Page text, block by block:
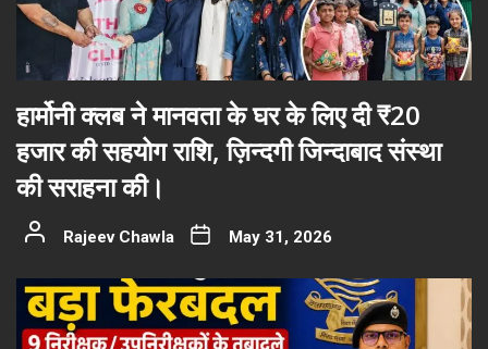
हार्मोनी क्लब ने मानवता के घर के लिए दी ₹20
हजार की सहयोग राशि, ज़िन्दगी जिन्दाबाद संस्था
की सराहना की।
Rajeev Chawla May 31, 2026